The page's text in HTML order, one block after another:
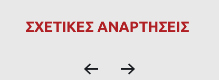
ΣΧΕΤΙΚΕΣ ΑΝΑΡΤΗΣΕΙΣ